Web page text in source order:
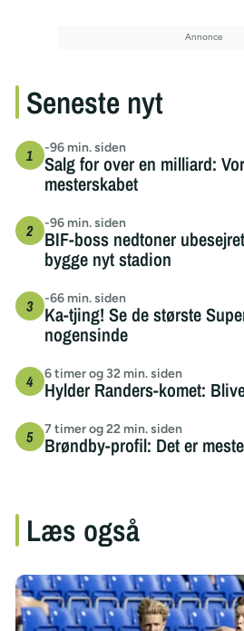
Seneste nyt
-96 min. siden
Salg for over en milliard:
mesterskabet
-96 min. siden
BIF-boss nedtoner
bygge nyt stadion
-66 min. siden
Ka-tjing! Se de største
nogensinde
6 timer og 32 min. siden
Hylder Randers-komet:
7 timer og 22 min. siden
Brøndby-profil: Det er